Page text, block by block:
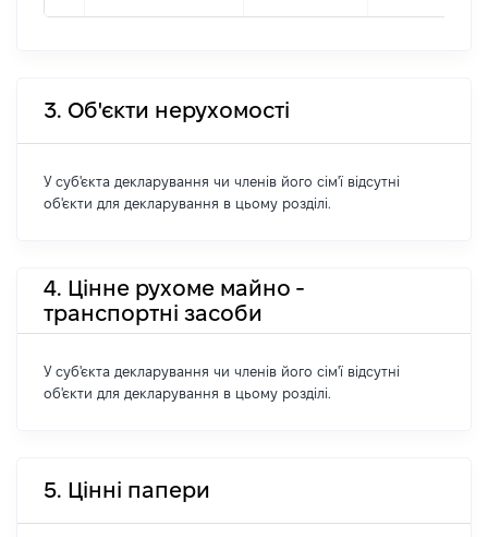
3. Об'єкти нерухомості
У суб'єкта декларування чи членів його сім'ї відсутні
об'єкти для декларування в цьому розділі.
4. Цінне рухоме майно -
транспортні засоби
У суб'єкта декларування чи членів його сім'ї відсутні
об'єкти для декларування в цьому розділі.
5. Цінні папери